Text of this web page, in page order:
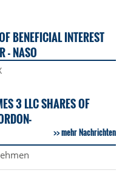
BENEFICIAL INTEREST
- NASO
3 LLC SHARES OF
mehr Nachrichten